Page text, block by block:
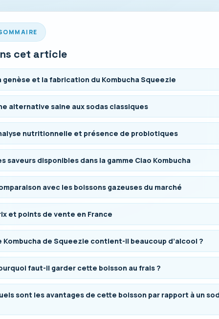
cet article
genèse et la fabrication du Kombucha Squeezie
alternative saine aux sodas classiques
nutritionnelle et présence de probiotiques
saveurs disponibles dans la gamme Ciao Kombucha
avec les boissons gazeuses du marché
et points de vente en France
Kombucha de Squeezie contient-il beaucoup d’alcool ?
faut-il garder cette boisson au frais ?
sont les avantages de cette boisson par rapport à un